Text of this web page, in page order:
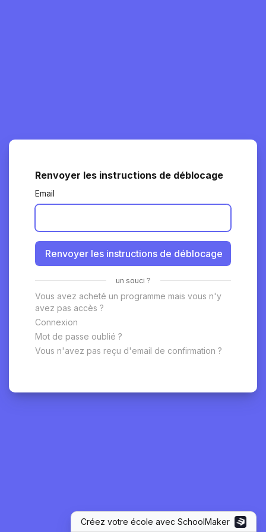
Renvoyer les instructions de déblocage
Email
un souci ?
Vous avez acheté un programme mais vous n'y
avez pas accès ?
Connexion
Mot de passe oublié ?
Vous n'avez pas reçu d'email de confirmation ?
Créez votre école avec SchoolMaker